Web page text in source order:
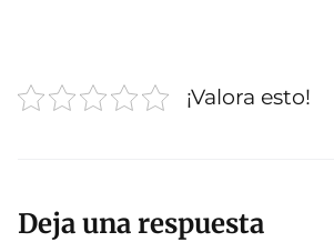
¡Valora esto!
Deja una respuesta